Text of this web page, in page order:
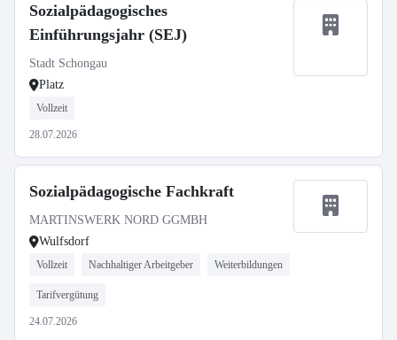
Sozialpädagogisches
Einführungsjahr (SEJ)
Stadt Schongau
Platz
Vollzeit
28.07.2026
Sozialpädagogische Fachkraft
MARTINSWERK NORD GGMBH
Wulfsdorf
Vollzeit Nachhaltiger Arbeitgeber Weiterbildungen
Tarifvergütung
24.07.2026